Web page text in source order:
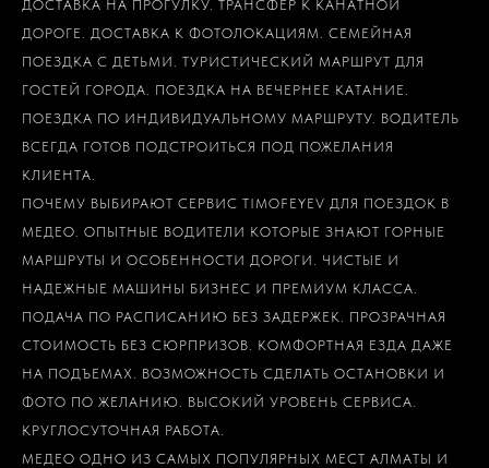
ДОСТАВКА НА ПРОГУЛКУ. ТРАНСФЕР К КАНАТНОЙ
ДОРОГЕ. ДОСТАВКА К ФОТОЛОКАЦИЯМ. СЕМЕЙНАЯ
ПОЕЗДКА С ДЕТЬМИ. ТУРИСТИЧЕСКИЙ МАРШРУТ ДЛЯ
ГОСТЕЙ ГОРОДА. ПОЕЗДКА НА ВЕЧЕРНЕЕ КАТАНИЕ.
ПОЕЗДКА ПО ИНДИВИДУАЛЬНОМУ МАРШРУТУ. ВОДИТЕЛЬ
ВСЕГДА ГОТОВ ПОДСТРОИТЬСЯ ПОД ПОЖЕЛАНИЯ
КЛИЕНТА.
ПОЧЕМУ ВЫБИРАЮТ СЕРВИС TIMOFEYEV ДЛЯ ПОЕЗДОК В
МЕДЕО. ОПЫТНЫЕ ВОДИТЕЛИ КОТОРЫЕ ЗНАЮТ ГОРНЫЕ
МАРШРУТЫ И ОСОБЕННОСТИ ДОРОГИ. ЧИСТЫЕ И
НАДЕЖНЫЕ МАШИНЫ БИЗНЕС И ПРЕМИУМ КЛАССА.
ПОДАЧА ПО РАСПИСАНИЮ БЕЗ ЗАДЕРЖЕК. ПРОЗРАЧНАЯ
СТОИМОСТЬ БЕЗ СЮРПРИЗОВ. КОМФОРТНАЯ ЕЗДА ДАЖЕ
НА ПОДЪЕМАХ. ВОЗМОЖНОСТЬ СДЕЛАТЬ ОСТАНОВКИ И
ФОТО ПО ЖЕЛАНИЮ. ВЫСОКИЙ УРОВЕНЬ СЕРВИСА.
КРУГЛОСУТОЧНАЯ РАБОТА.
МЕДЕО ОДНО ИЗ САМЫХ ПОПУЛЯРНЫХ МЕСТ АЛМАТЫ И